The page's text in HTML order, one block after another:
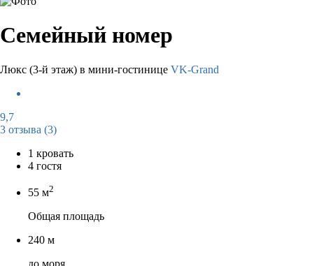
Семейный номер
Люкс (3-й этаж) в мини-гостинице VK-Grand
9,7
3 отзыва (3)
1 кровать
4 гостя
55 м2
Общая площадь
240 м